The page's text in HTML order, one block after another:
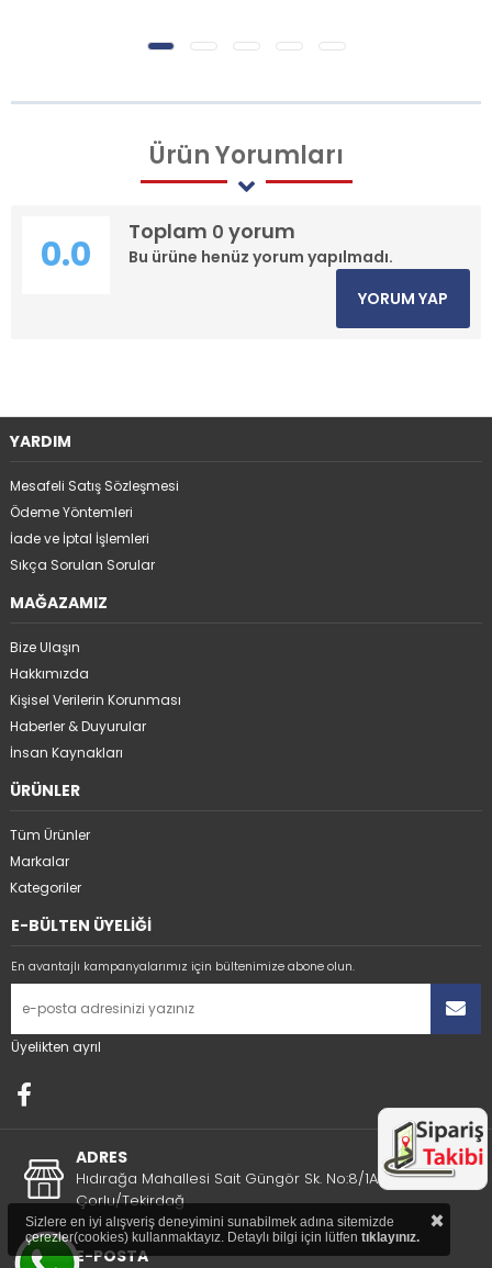
ÜrünYorumları
Toplam 0 yorum
Bu ürüne henüz yorum yapılmadı.
0.0
YORUM YAP
YARDIM
Mesafeli Satış Sözleşmesi
Ödeme Yöntemleri
İade ve İptal İşlemleri
Sıkça Sorulan Sorular
MAĞAZAMIZ
Bize Ulaşın
Hakkımızda
Kişisel Verilerin Korunması
Haberler & Duyurular
İnsan Kaynakları
ÜRÜNLER
Tüm Ürünler
Markalar
Kategoriler
E-BÜLTEN ÜYELİĞİ
En avantajlı kampanyalarımız için bültenimize abone olun.
Üyelikten ayrıl
ADRES
Hıdırağa Mahallesi Sait Güngör Sk. No:8/1A
Çorlu/Tekirdağ
E-POSTA
Sizlere en iyi alışveriş deneyimini sunabilmek adına sitemizde
çerezler(cookies) kullanmaktayız. Detaylı bilgi için lütfen tıklayınız. ×